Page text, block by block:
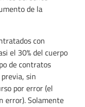
de la
con
el 30% del cuerpo
de contratos
sin
por error (el
error). Solamente